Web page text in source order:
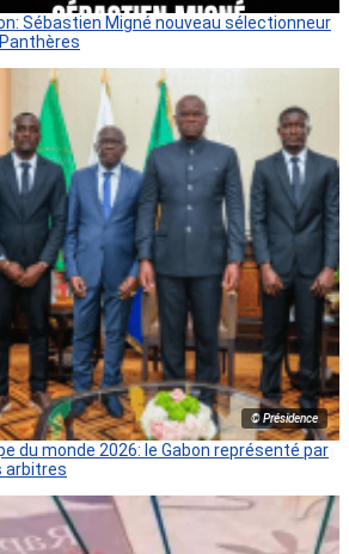
Sébastien Migné nouveau sélectionneur
© Présidence
du monde 2026: le Gabon représenté par
arbitres